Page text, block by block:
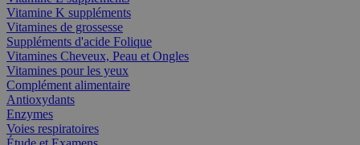
Vitamine K suppléments
Vitamines de grossesse
Suppléments d'acide Folique
Vitamines Cheveux, Peau et Ongles
Vitamines pour les yeux
Complément alimentaire
Antioxydants
Enzymes
Voies respiratoires